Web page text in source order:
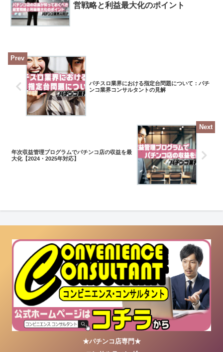
営戦略と利益最大化のポイント
パチスロ業界における指定台問題について：パチ
ンコ業界コンサルタントの見解
年次収益管理プログラムでパチンコ店の収益を最
大化【2024・2025年対応】
★パチンコ店専門★